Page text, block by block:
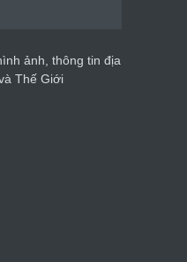
gia
Nam 24/04/2020
ảnh, thông tin địa
Thế Giới